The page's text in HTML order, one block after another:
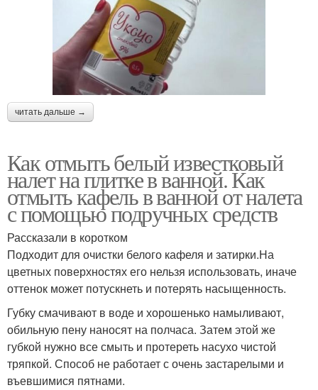
читать дальше →
Как отмыть белый известковый
налет на плитке в ванной. Как
отмыть кафель в ванной от налета
с помощью подручных средств
Рассказали в коротком
Подходит для очистки белого кафеля и затирки.На
цветных поверхностях его нельзя использовать, иначе
оттенок может потускнеть и потерять насыщенность.
Губку смачивают в воде и хорошенько намыливают,
обильную пену наносят на полчаса. Затем этой же
губкой нужно все смыть и протереть насухо чистой
тряпкой. Способ не работает с очень застарелыми и
въевшимися пятнами.